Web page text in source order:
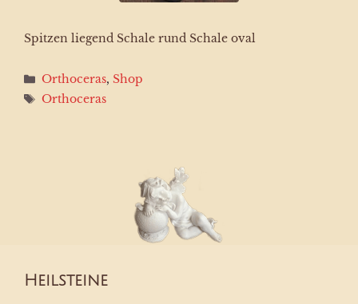
Spitzen liegend Schale rund Schale oval
Kategorien
Orthoceras,Shop
Schlagwörter
Orthoceras
Heilsteine